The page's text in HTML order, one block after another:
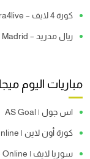
كورة 4 لايف – koora4live
ريال مدريد – Real Madrid
مباريات اليوم ميجا 4K
اس جول | AS Goal
كورة أون لاين | kora online
سوريا لايف | Syria Live Online